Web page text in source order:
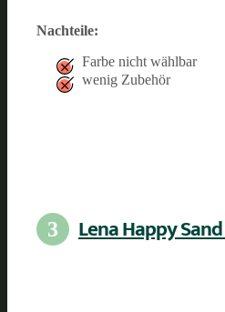
Nachteile:
Farbe nicht wählbar
wenig Zubehör
3 Lena Happy